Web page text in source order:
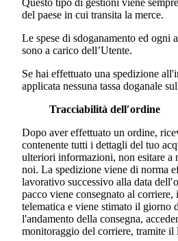
Questo tipo di gestioni viene
del paese in cui transita la merce.
Le spese di sdoganamento ed ogni
sono a carico dell’Utente.
Se hai effettuato una spedizione
applicata nessuna tassa doganale
Tracciabilità dell′ordine
Dopo aver effettuato un ordine,
contenente tutti i dettagli del tuo
ulteriori informazioni, non esitare a
noi. La spedizione viene di norma
lavorativo successivo alla data
pacco viene consegnato al
telematica e viene stimato il giorno
l'andamento della consegna,
monitoraggio del corriere, tramite